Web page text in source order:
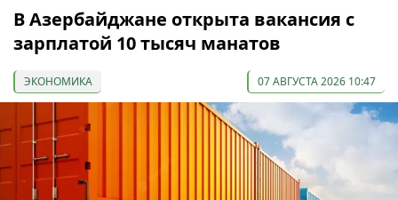
В Азербайджане открыта вакансия с
зарплатой 10 тысяч манатов
ЭКОНОМИКА 07 АВГУСТА 2026 10:47